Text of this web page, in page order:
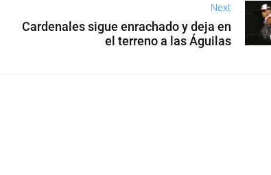
Next
Cardenales sigue enrachado y deja en
el terreno a las Águilas